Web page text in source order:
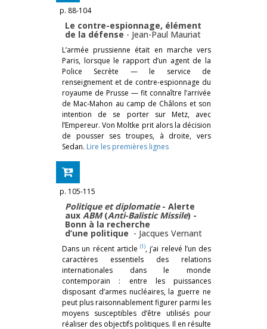
p. 88-104
Le contre-espionnage, élément
de la défense - Jean-Paul Mauriat
L’armée prussienne était en marche vers
Paris, lorsque le rapport d’un agent de la
Police Secrète — le service de
renseignement et de contre-espionnage du
royaume de Prusse — fit connaître l’arrivée
de Mac-Mahon au camp de Châlons et son
intention de se porter sur Metz, avec
l’Empereur. Von Moltke prit alors la décision
de pousser ses troupes, à droite, vers
Sedan. Lire les premières lignes
p. 105-115
Politique et diplomatie- Alerte
aux ABM(Anti-Balistic Missile) -
Bonn à la recherche
d’une politique - Jacques Vernant
Dans un récent article (1), j’ai relevé l’un des
caractères essentiels des relations
internationales dans le monde
contemporain : entre les puissances
disposant d’armes nucléaires, la guerre ne
peut plus raisonnablement figurer parmi les
moyens susceptibles d’être utilisés pour
réaliser des objectifs politiques. Il en résulte